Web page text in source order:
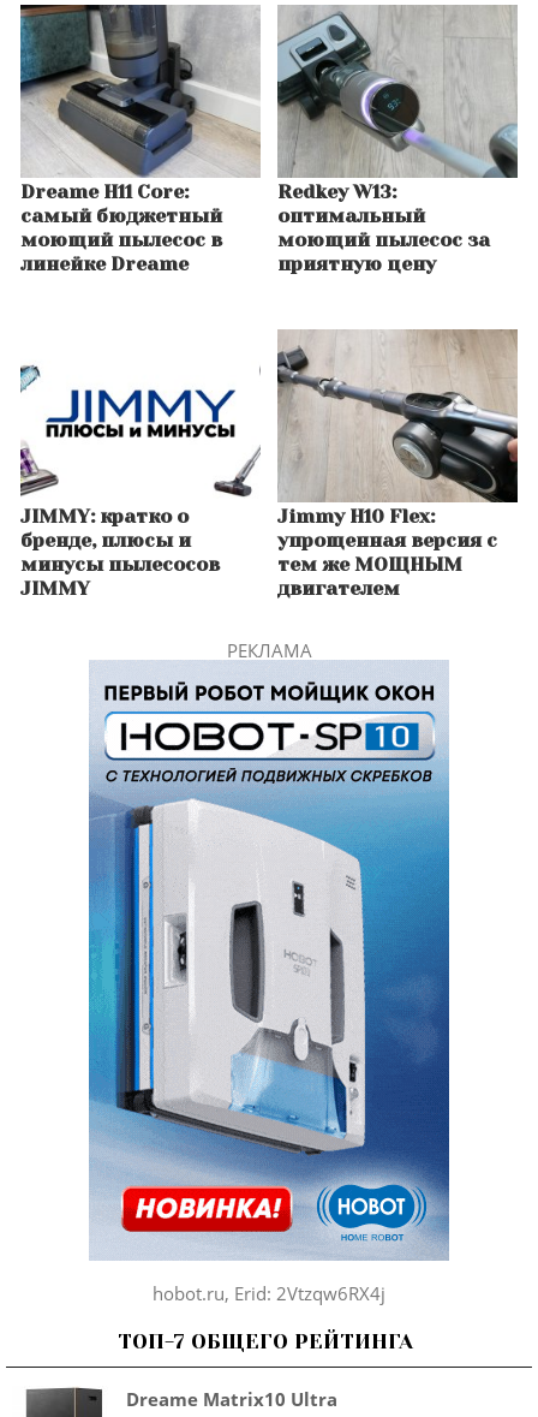
Dreame H11 Core:
самый бюджетный
моющий пылесос в
линейке Dreame
Redkey W13:
оптимальный
моющий пылесос за
приятную цену
JIMMY: кратко о
бренде, плюсы и
минусы пылесосов
JIMMY
Jimmy H10 Flex:
упрощенная версия с
тем же МОЩНЫМ
двигателем
РЕКЛАМА
hobot.ru, Erid: 2Vtzqw6RX4j
ТОП-7 ОБЩЕГО РЕЙТИНГА
Dreame Matrix10 Ultra